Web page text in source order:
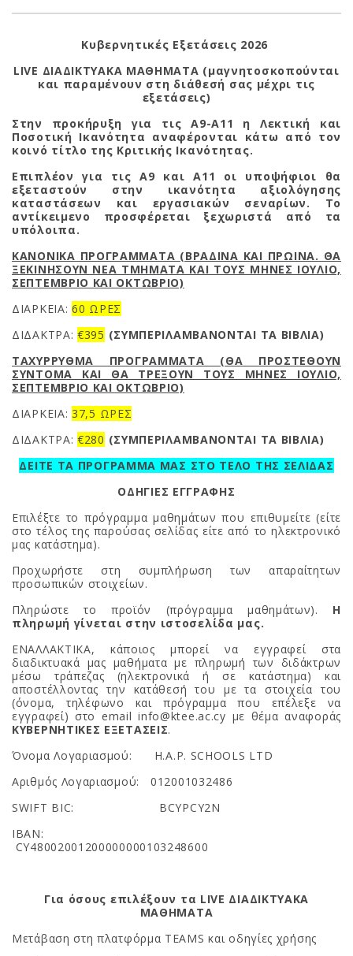
Κυβερνητικές Εξετάσεις 2026
LIVE ΔΙΑΔΙΚΤΥΑΚΑ ΜΑΘΗΜΑΤΑ (μαγνητοσκοπούνται
και παραμένουν στη διάθεσή σας μέχρι τις
εξετάσεις)
Στην προκήρυξη για τις Α9-Α11 η Λεκτική και
Ποσοτική Ικανότητα αναφέρονται κάτω από τον
κοινό τίτλο της Κριτικής Ικανότητας.
Επιπλέον για τις Α9 και Α11 οι υποψήφιοι θα
εξεταστούν στην ικανότητα αξιολόγησης
καταστάσεων και εργασιακών σεναρίων. Το
αντίκειμενο προσφέρεται ξεχωριστά από τα
υπόλοιπα.
ΚΑΝΟΝΙΚΑ ΠΡΟΓΡΑΜΜΑΤΑ (ΒΡΑΔΙΝΑ ΚΑΙ ΠΡΩΙΝΑ. ΘΑ
ΞΕΚΙΝΗΣΟΥΝ ΝΕΑ ΤΜΗΜΑΤΑ ΚΑΙ ΤΟΥΣ ΜΗΝΕΣ ΙΟΥΛΙΟ,
ΣΕΠΤΕΜΒΡΙΟ ΚΑΙ ΟΚΤΩΒΡΙΟ)
ΔΙΑΡΚΕΙΑ: 60 ΩΡΕΣ
ΔΙΔΑΚΤΡΑ: €395 (ΣΥΜΠΕΡΙΛΑΜΒΑΝΟΝΤΑΙ ΤΑ ΒΙΒΛΙΑ)
ΤΑΧΥΡΡΥΘΜΑ ΠΡΟΓΡΑΜΜΑΤΑ (ΘΑ ΠΡΟΣΤΕΘΟΥΝ
ΣΥΝΤΟΜΑ ΚΑΙ ΘΑ ΤΡΕΞΟΥΝ ΤΟΥΣ ΜΗΝΕΣ ΙΟΥΛΙΟ,
ΣΕΠΤΕΜΒΡΙΟ ΚΑΙ ΟΚΤΩΒΡΙΟ)
ΔΙΑΡΚΕΙΑ: 37,5 ΩΡΕΣ
ΔΙΔΑΚΤΡΑ: €280 (ΣΥΜΠΕΡΙΛΑΜΒΑΝΟΝΤΑΙ ΤΑ ΒΙΒΛΙΑ)
ΔΕΙΤΕ ΤΑ ΠΡΟΓΡΑΜΜΑ ΜΑΣ ΣΤΟ ΤΕΛΟ ΤΗΣ ΣΕΛΙΔΑΣ
ΟΔΗΓΙΕΣ ΕΓΓΡΑΦΗΣ
Επιλέξτε το πρόγραμμα μαθημάτων που επιθυμείτε (είτε
στο τέλος της παρούσας σελίδας είτε από το ηλεκτρονικό
μας κατάστημα).
Προχωρήστε στη συμπλήρωση των απαραίτητων
προσωπικών στοιχείων.
Πληρώστε το προϊόν (πρόγραμμα μαθημάτων). Η
πληρωμή γίνεται στην ιστοσελίδα μας.
ΕΝΑΛΛΑΚΤΙΚΑ, κάποιος μπορεί να εγγραφεί στα
διαδικτυακά μας μαθήματα με πληρωμή των διδάκτρων
μέσω τράπεζας (ηλεκτρονικά ή σε κατάστημα) και
αποστέλλοντας την κατάθεσή του με τα στοιχεία του
(όνομα, τηλέφωνο και πρόγραμμα που επέλεξε να
εγγραφεί) στο email info@ktee.ac.cy με θέμα αναφοράς
ΚΥΒΕΡΝΗΤΙΚΕΣ ΕΞΕΤΑΣΕΙΣ.
Όνομα Λογαριασμού: H.A.P. SCHOOLS LTD
Αριθμός Λογαριασμού: 012001032486
SWIFT BIC: BCYPCY2N
IBAN:
CY48002001200000000103248600
Για όσους επιλέξουν τα LIVE ΔΙΑΔΙΚΤΥΑΚΑ
ΜΑΘΗΜΑΤΑ
Μετάβαση στη πλατφόρμα TEAMS και οδηγίες χρήσης